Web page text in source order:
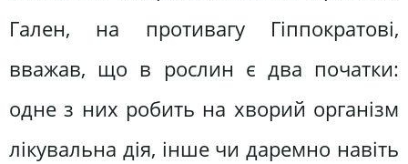
Гален, на противагу Гіппократові,
вважав, що в рослин є два початки:
одне з них робить на хворий організм
лікувальна дія, інше чи даремно навіть